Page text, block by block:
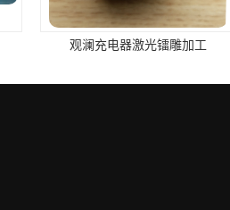
观澜新田激光打标镭雕刻字加